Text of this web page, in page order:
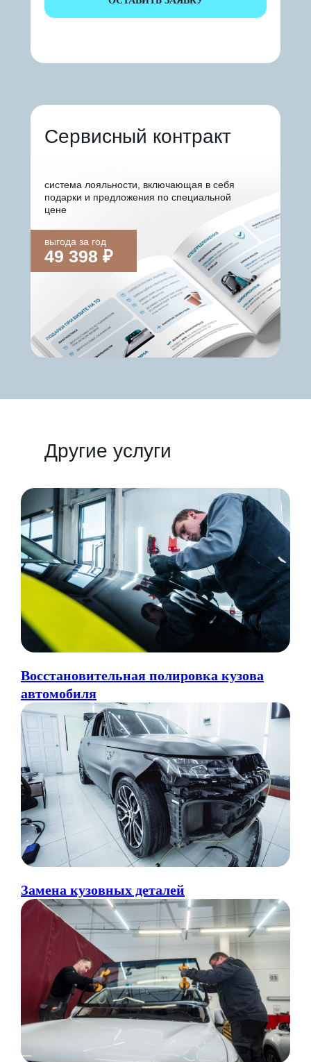
система лояльности, включающая в себя
подарки и предложения по специальной
цене
выгода за год
49 398 ₽
Сервисный контракт
Другие услуги
Восстановительная полировка кузова
автомобиля
Замена кузовных деталей